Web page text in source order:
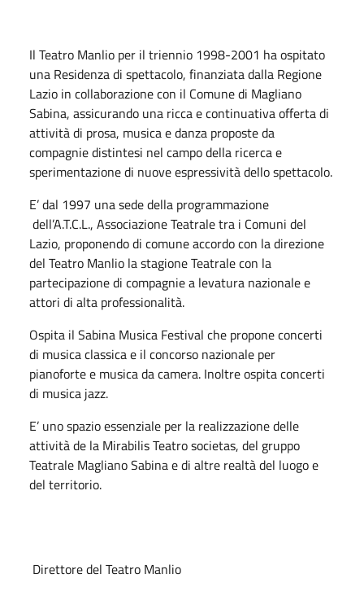
Il Teatro Manlio per il triennio 1998-2001 ha ospitato
una Residenza di spettacolo, finanziata dalla Regione
Lazio in collaborazione con il Comune di Magliano
Sabina, assicurando una ricca e continuativa offerta di
attività di prosa, musica e danza proposte da
compagnie distintesi nel campo della ricerca e
sperimentazione di nuove espressività dello spettacolo.
E’ dal 1997 una sede della programmazione
dell’A.T.C.L., Associazione Teatrale tra i Comuni del
Lazio, proponendo di comune accordo con la direzione
del Teatro Manlio la stagione Teatrale con la
partecipazione di compagnie a levatura nazionale e
attori di alta professionalità.
Ospita il Sabina Musica Festival che propone concerti
di musica classica e il concorso nazionale per
pianoforte e musica da camera. Inoltre ospita concerti
di musica jazz.
E’ uno spazio essenziale per la realizzazione delle
attività de la Mirabilis Teatro societas, del gruppo
Teatrale Magliano Sabina e di altre realtà del luogo e
del territorio.
Direttore del Teatro Manlio